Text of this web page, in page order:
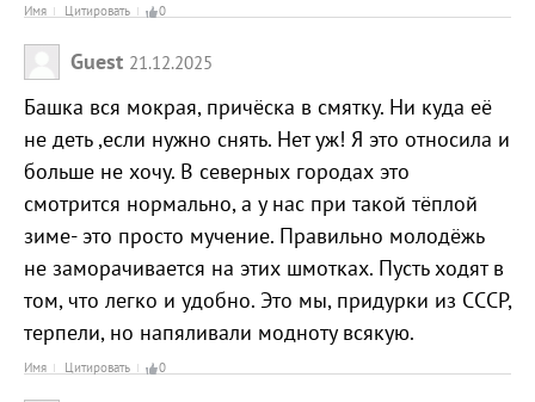
Имя Цитировать 0
Guest 21.12.2025
Башка вся мокрая, причёска в смятку. Ни куда её
не деть ,если нужно снять. Нет уж! Я это относила и
больше не хочу. В северных городах это
смотрится нормально, а у нас при такой тёплой
зиме- это просто мучение. Правильно молодёжь
не заморачивается на этих шмотках. Пусть ходят в
том, что легко и удобно. Это мы, придурки из СССР,
терпели, но напяливали модноту всякую.
Имя Цитировать 0